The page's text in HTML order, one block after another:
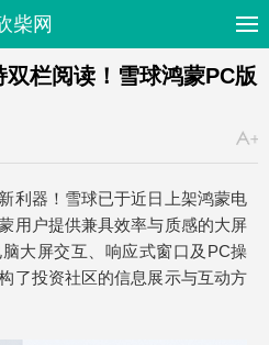
柴网
栏阅读！雪球鸿蒙PC版
利器！雪球已于近日上架鸿蒙电
用户提供兼具效率与质感的大屏
大屏交互、响应式窗口及PC操
了投资社区的信息展示与互动方